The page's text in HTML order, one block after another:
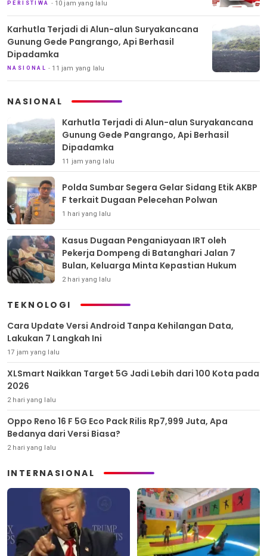
PERISTIWA 10 jam yang lalu
Karhutla Terjadi di Alun-alun Suryakancana
Gunung Gede Pangrango, Api Berhasil
Dipadamka
NASIONAL 11 jam yang lalu
NASIONAL
Karhutla Terjadi di Alun-alun Suryakancana
Gunung Gede Pangrango, Api Berhasil
Dipadamka
11 jam yang lalu
Polda Sumbar Segera Gelar Sidang Etik AKBP
F terkait Dugaan Pelecehan Polwan
1 hari yang lalu
Kasus Dugaan Penganiayaan IRT oleh
Pekerja Dompeng di Batanghari Jalan 7
Bulan, Keluarga Minta Kepastian Hukum
2 hari yang lalu
TEKNOLOGI
Cara Update Versi Android Tanpa Kehilangan Data,
Lakukan 7 Langkah Ini
17 jam yang lalu
XLSmart Naikkan Target 5G Jadi Lebih dari 100 Kota pada
2026
2 hari yang lalu
Oppo Reno 16 F 5G Eco Pack Rilis Rp7,999 Juta, Apa
Bedanya dari Versi Biasa?
2 hari yang lalu
INTERNASIONAL